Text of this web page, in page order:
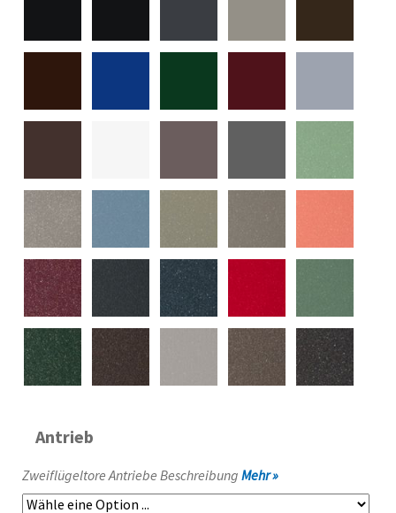
Antrieb
Zweiflügeltore Antriebe Beschreibung Mehr »